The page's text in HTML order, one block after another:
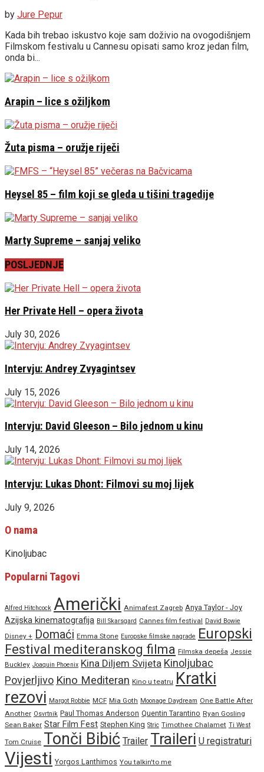
by Jure Pepur
Kada bih trebao iskustvo koje sam doživio na ovogodišnjem
Filmskom festivalu u Cannesu opisati samo kroz jedan film,
onda bi...
Arapin – lice s ožiljkom
Žuta pisma – oružje riječi
Heysel 85 – film koji se gleda u tišini tragedije
Marty Supreme – sanjaj veliko
POSLJEDNJE
Her Private Hell – opera života
July 30, 2026
Intervju: Andrey Zvyagintsev
July 15, 2026
Intervju: David Gleeson – Bilo jednom u kinu
July 14, 2026
Intervju: Lukas Dhont: Filmovi su moj lijek
July 9, 2026
O nama
Kinoljubac
Popularni Tagovi
Alfred Hitchcock Američki Animafest Zagreb Anya Taylor - Joy
Azijska kinematografija Bill Skarsgard Cannes film festival David Bowie
Disney + Domaći Emma Stone Europske filmske nagrade Europski
Festival mediteranskog filma Filmska depeša Jessie
Buckley Joaquin Phoenix Kina Diljem Svijeta Kinoljubac
Povjerljivo Kino Mediteran Kino u teatru
Kratki
rezovi Margot Robbie MCF Mia Goth Moonage Daydream One Battle After
Another Osvrtnik Paul Thomas Anderson Quentin Tarantino Ryan Gosling
Sean Baker Star Film Fest Stephen King Stric Timothee Chalamet Ti West
Tom Cruise Tonči Bibić Trailer Traileri U registraturi
Vijesti Yorgos Lanthimos You talkin'to me